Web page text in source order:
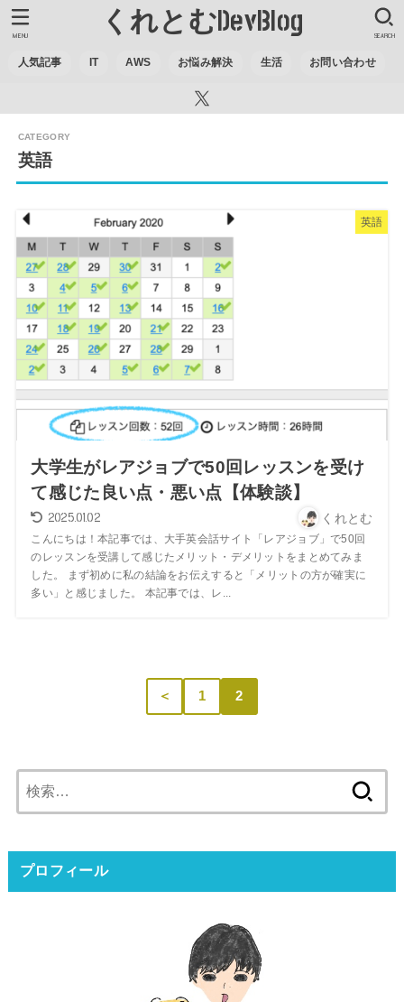
くれとむDevBlog
人気記事 IT AWS お悩み解決 生活 お問い合わせ
SEARCH
MENU
英語
英語
大学生がレアジョブで50回レッスンを受け
て感じた良い点・悪い点【体験談】
2025.01.02 くれとむ
こんにちは！本記事では、大手英会話サイト「レアジョブ」で50回
のレッスンを受講して感じたメリット・デメリットをまとめてみま
した。 まず初めに私の結論をお伝えすると「メリットの方が確実に
多い」と感じました。 本記事では、レ...
＜ 1 2
索:
プロフィール